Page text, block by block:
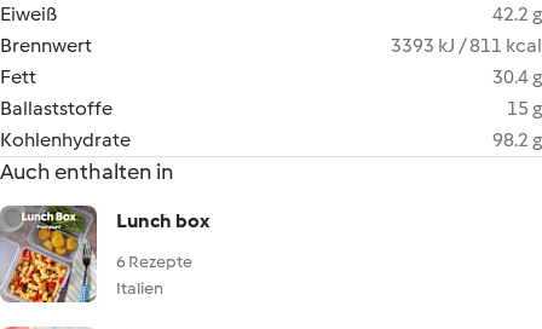
Eiweiß
42.2 g
Brennwert
3393 kJ / 811 kcal
Fett
30.4 g
Ballaststoffe
15 g
Kohlenhydrate
98.2 g
Auch enthalten in
Lunch box
6 Rezepte
Italien